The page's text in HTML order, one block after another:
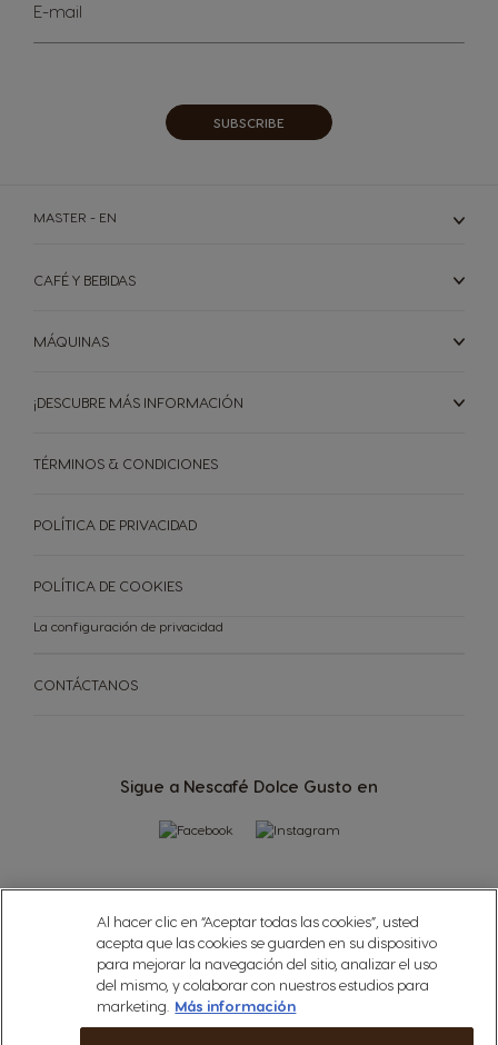
Up
E-mail
SUBSCRIBE
MASTER - EN
CAFÉ Y BEBIDAS
MÁQUINAS
¡DESCUBRE MÁS INFORMACIÓN
Sigue a Nescafé Dolce Gusto en
CONTÁCTANOS
TÉRMINOS & CONDICIONES
POLÍTICA DE PRIVACIDAD
POLÍTICA DE COOKIES
La configuración de privacidad
Al hacer clic en “Aceptar todas las cookies”, usted
acepta que las cookies se guarden en su dispositivo
para mejorar la navegación del sitio, analizar el uso
del mismo, y colaborar con nuestros estudios para
marketing. Más información